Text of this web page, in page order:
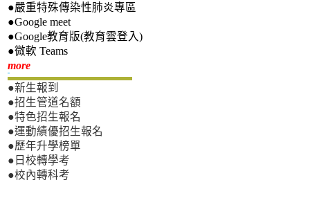
●嚴重特殊傳染性肺炎專區
●Google meet
●Google教育版(教育雲登入)
●微軟 Teams
more新生專區
●新生報到
●招生管道名額
●特色招生報名
●運動績優招生報名
●歷年升學榜單
●日校轉學考
●校內轉科考